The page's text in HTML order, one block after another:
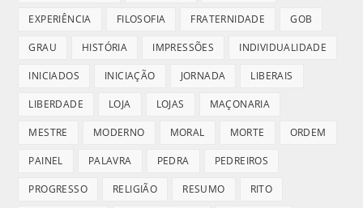
EXPERIÊNCIA FILOSOFIA FRATERNIDADE GOB
GRAU HISTÓRIA IMPRESSÕES INDIVIDUALIDADE
INICIADOS INICIAÇÃO JORNADA LIBERAIS
LIBERDADE LOJA LOJAS MAÇONARIA
MESTRE MODERNO MORAL MORTE ORDEM
PAINEL PALAVRA PEDRA PEDREIROS
PROGRESSO RELIGIÃO RESUMO RITO